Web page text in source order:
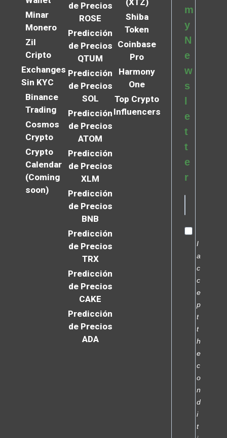
Minar
Monero
Zil
Cripto
Exchanges
Sin KYC
Binance
Trading
Cosmos
Crypto
Crypto
Calendar
(Coming
soon)
de Precios
ROSE
Predicción
de Precios
QTUM
Predicción
de Precios
SOL
Predicción
de Precios
ATOM
Predicción
de Precios
XLM
Predicción
de Precios
BNB
Predicción
de Precios
TRX
Predicción
de Precios
CAKE
Predicción
de Precios
ADA
(XTZ)
Shiba
Token
Coinbase
Pro
Harmony
One
Top Crypto
Influencers
m
y
N
e
w
s
e
t
t
e
r
I
a
c
c
e
p
t
t
h
e
c
o
n
d
i
t